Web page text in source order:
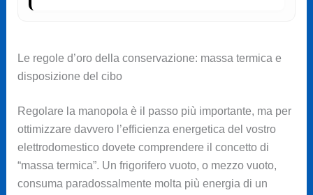
Le regole d’oro della conservazione: massa termica e
disposizione del cibo
Regolare la manopola è il passo più importante, ma per
ottimizzare davvero l’efficienza energetica del vostro
elettrodomestico dovete comprendere il concetto di
“massa termica”. Un frigorifero vuoto, o mezzo vuoto,
consuma paradossalmente molta più energia di un